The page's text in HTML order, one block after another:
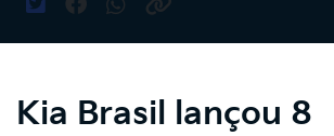
Kia Brasil lançou 8